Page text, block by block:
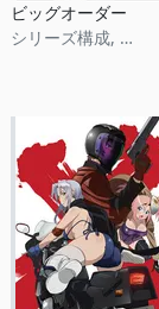
ビッグオーダー
シリーズ構成, 脚本